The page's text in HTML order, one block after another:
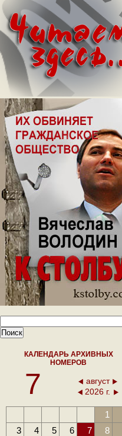
КАЛЕНДАРЬ АРХИВНЫХ
НОМЕРОВ
7
август
2026 г.
1
3
4 5 6 7 8